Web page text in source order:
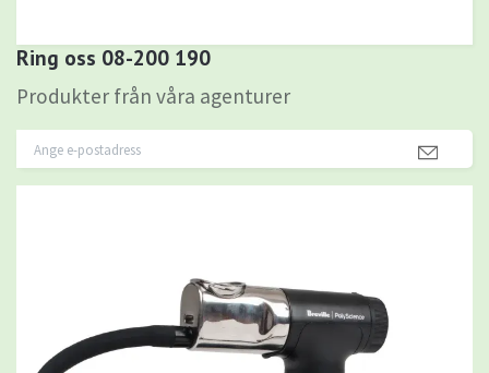
Ring oss 08-200 190
Produkter från våra agenturer